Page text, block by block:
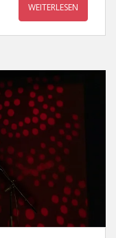
WEITERLESEN